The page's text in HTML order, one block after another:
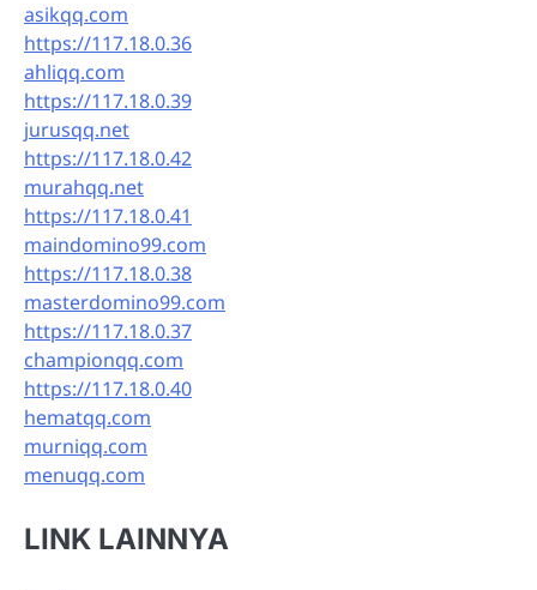
asikqq.com
https://117.18.0.36
ahliqq.com
https://117.18.0.39
jurusqq.net
https://117.18.0.42
murahqq.net
https://117.18.0.41
maindomino99.com
https://117.18.0.38
masterdomino99.com
https://117.18.0.37
championqq.com
https://117.18.0.40
hematqq.com
murniqq.com
menuqq.com
LINK LAINNYA